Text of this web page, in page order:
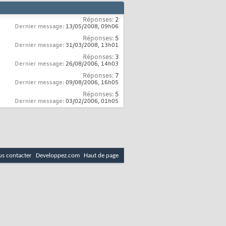
Réponses: 2
Dernier message: 13/05/2008, 09h06
Réponses: 5
Dernier message: 31/03/2008, 13h01
Réponses: 3
Dernier message: 26/08/2006, 14h03
Réponses: 7
Dernier message: 09/08/2006, 16h05
Réponses: 5
Dernier message: 03/02/2006, 01h05
contacter Developpez.com Haut de page